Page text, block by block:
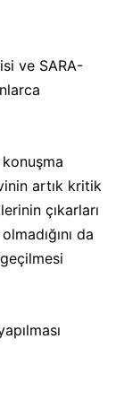
ve SARA-
artık kritik
çıkarları
da